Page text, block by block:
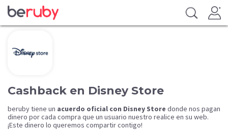
Cashback en Disney Store
beruby tiene un acuerdo oficial con Disney Store donde nos pagan
dinero por cada compra que un usuario nuestro realice en su web.
¡Este dinero lo queremos compartir contigo!